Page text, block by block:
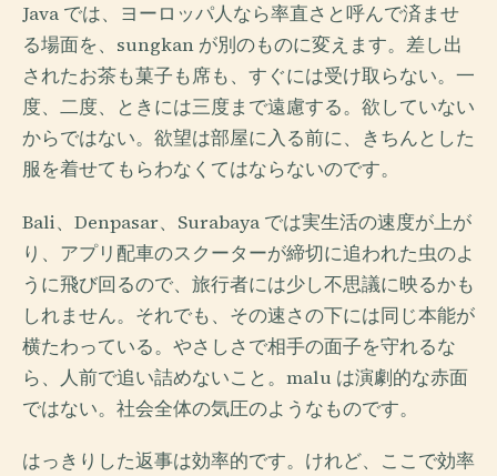
Java では、ヨーロッパ人なら率直さと呼んで済ませ
る場面を、sungkan が別のものに変えます。差し出
されたお茶も菓子も席も、すぐには受け取らない。一
度、二度、ときには三度まで遠慮する。欲していない
からではない。欲望は部屋に入る前に、きちんとした
服を着せてもらわなくてはならないのです。
Bali、Denpasar、Surabaya では実生活の速度が上が
り、アプリ配車のスクーターが締切に追われた虫のよ
うに飛び回るので、旅行者には少し不思議に映るかも
しれません。それでも、その速さの下には同じ本能が
横たわっている。やさしさで相手の面子を守れるな
ら、人前で追い詰めないこと。malu は演劇的な赤面
ではない。社会全体の気圧のようなものです。
はっきりした返事は効率的です。けれど、ここで効率